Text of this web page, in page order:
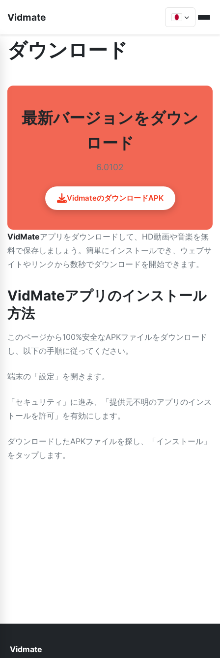
Vidmate
ダウンロード
最新バージョンをダウン
ロード
6.0102
VidmateのダウンロードAPK
VidMateアプリをダウンロードして、HD動画や音楽を無
料で保存しましょう。簡単にインストールでき、ウェブサ
イトやリンクから数秒でダウンロードを開始できます。
VidMateアプリのインストール
方法
このページから100%安全なAPKファイルをダウンロード
し、以下の手順に従ってください。
端末の「設定」を開きます。
「セキュリティ」に進み、「提供元不明のアプリのインス
トールを許可」を有効にします。
ダウンロードしたAPKファイルを探し、「インストール」
をタップします。
Vidmate